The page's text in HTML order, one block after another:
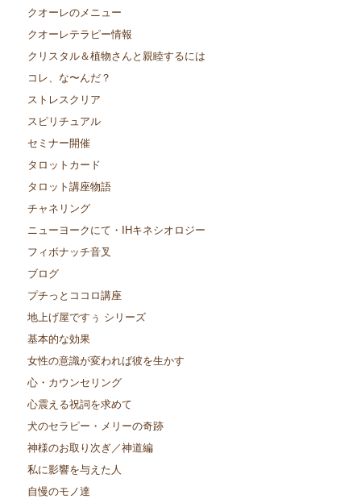
クオーレのメニュー
クオーレテラピー情報
クリスタル＆植物さんと親睦するには
コレ、な〜んだ？
ストレスクリア
スピリチュアル
セミナー開催
タロットカード
タロット講座物語
チャネリング
ニューヨークにて・IHキネシオロジー
フィボナッチ音叉
ブログ
プチっとココロ講座
地上げ屋ですぅ シリーズ
基本的な効果
女性の意識が変われば彼を生かす
心・カウンセリング
心震える祝詞を求めて
犬のセラピー・メリーの奇跡
神様のお取り次ぎ／神道編
私に影響を与えた人
自慢のモノ達